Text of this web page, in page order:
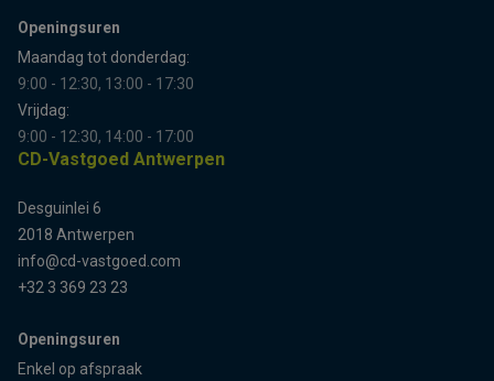
Openingsuren
Maandag tot donderdag:
9:00 - 12:30, 13:00 - 17:30
Vrijdag:
9:00 - 12:30, 14:00 - 17:00
CD-Vastgoed Antwerpen
Desguinlei 6
2018 Antwerpen
info@cd-vastgoed.com
+32 3 369 23 23
Openingsuren
Enkel op afspraak